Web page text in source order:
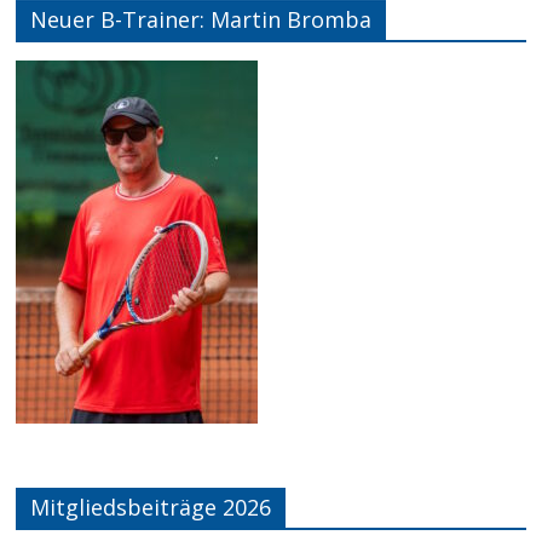
Neuer B-Trainer: Martin Bromba
Mitgliedsbeiträge 2026